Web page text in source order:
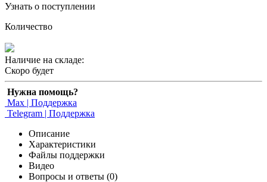
Узнать о поступлении
Количество
Наличие на складе:
Скоро будет
Нужна помощь?
Max | Поддержка
Telegram | Поддержка
Описание
Характеристики
Файлы поддержки
Видео
Вопросы и ответы (0)